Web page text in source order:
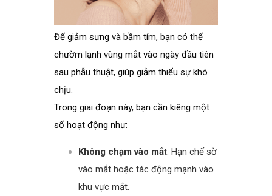
Để giảm sưng và bầm tím, bạn có thể
chườm lạnh vùng mắt vào ngày đầu tiên
sau phẫu thuật, giúp giảm thiểu sự khó
chịu.
Trong giai đoạn này, bạn cần kiêng một
số hoạt động như:
Không chạm vào mắt: Hạn chế sờ
vào mắt hoặc tác động mạnh vào
khu vực mắt.